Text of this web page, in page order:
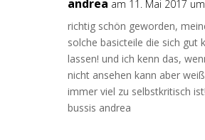
andrea am 11. Mai 2017
richtig schön geworden,
solche basicteile die sich gut
lassen! und ich kenn das,
nicht ansehen kann aber
immer viel zu selbstkritisch ist!
bussis andrea